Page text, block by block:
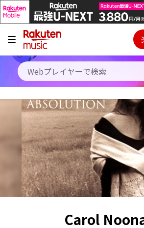
キャンペーン
料金プラン
使い方
初回30日間無料お試し
ご契
Carol